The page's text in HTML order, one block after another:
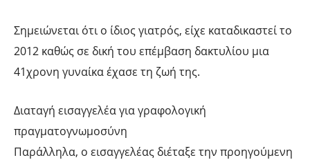
Σημειώνεται ότι ο ίδιος γιατρός, είχε καταδικαστεί το
2012 καθώς σε δική του επέμβαση δακτυλίου μια
41χρονη γυναίκα έχασε τη ζωή της.
Διαταγή εισαγγελέα για γραφολογική
πραγματογνωμοσύνη
Παράλληλα, ο εισαγγελέας διέταξε την προηγούμενη